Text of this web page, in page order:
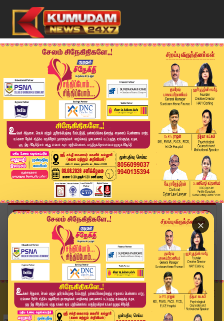
×
Home
சினிமா
Vettaiyan: உஷாரான வேட்டையன் டீம்... அமிதாப் பச்...